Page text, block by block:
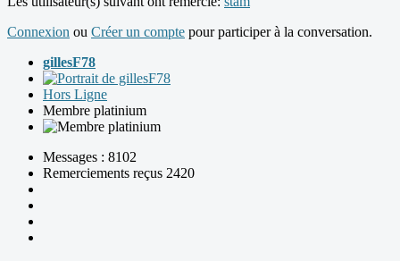
Connexion ou Créer un compte pour participer à la conversation.
gillesF78
Hors Ligne
Membre platinium
Messages : 8102
Remerciements reçus 2420